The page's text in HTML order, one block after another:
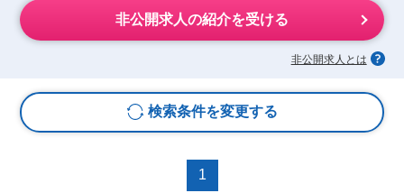
非公開求人の紹介を受ける
非公開求人とは
検索条件を変更する
1